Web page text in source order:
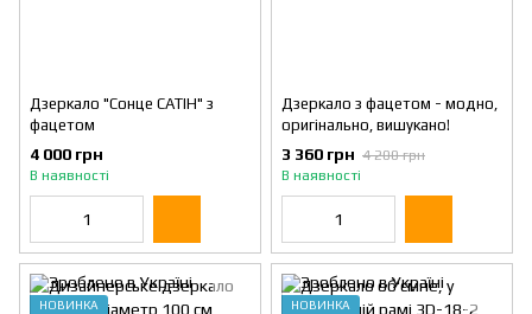
Дзеркало "Сонце САТІН" з
фацетом
4 000 грн
В наявності
Дзеркало з фацетом - модно,
оригінально, вишукано!
3 360 грн 4 200 грн
В наявності
НОВИНКА НОВИНКА